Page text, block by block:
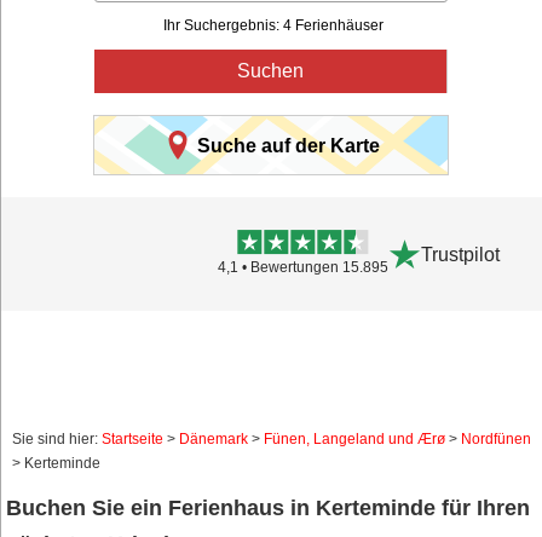
Ihr Suchergebnis: 4 Ferienhäuser
Suchen
Suche auf der Karte
4,1 • Bewertungen 15.895
Trustpilot
Sie sind hier: Startseite > Dänemark > Fünen, Langeland und Ærø > Nordfünen
> Kerteminde
Buchen Sie ein Ferienhaus in Kerteminde für Ihren